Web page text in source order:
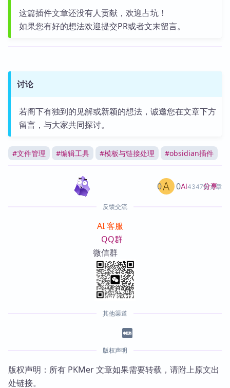
这篇插件文章还没有人贡献，欢迎占坑！
如果您有好的想法欢迎提交PR或者文末留言。
讨论
若阁下有独到的见解或新颖的想法，诚邀您在文章下方
留言，与大家共同探讨。
#文件管理 #编辑工具 #模板与链接处理 #obsidian插件
AI4347篇文章
0 0 分享
反馈交流
AI 客服
QQ群
微信群
其他渠道
版权声明
版权声明：所有 PKMer 文章如果需要转载，请附上原文出
处链接。